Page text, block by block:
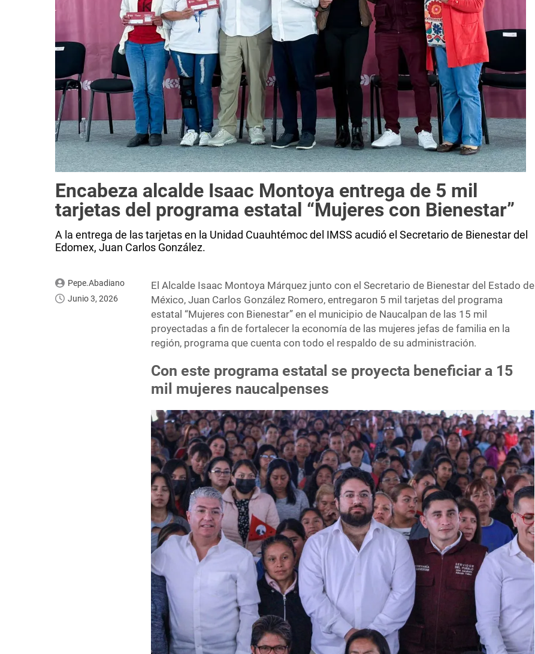
Encabeza alcalde Isaac Montoya entrega de 5 mil
tarjetas del programa estatal “Mujeres con Bienestar”
A la entrega de las tarjetas en la Unidad Cuauhtémoc del IMSS acudió el Secretario de Bienestar del
Edomex, Juan Carlos González.
Pepe.Abadiano
Junio 3, 2026
El Alcalde Isaac Montoya Márquez junto con el Secretario de Bienestar del Estado de
México, Juan Carlos González Romero, entregaron 5 mil tarjetas del programa
estatal “Mujeres con Bienestar” en el municipio de Naucalpan de las 15 mil
proyectadas a fin de fortalecer la economía de las mujeres jefas de familia en la
región, programa que cuenta con todo el respaldo de su administración.
Con este programa estatal se proyecta beneficiar a 15
mil mujeres naucalpenses